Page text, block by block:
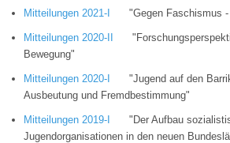
Mitteilungen 2021-I "Gegen Faschismus
Mitteilungen 2020-II
Bewegung"
Mitteilungen 2020-I
"Jugend auf den
Ausbeutung und Fremdbestimmung"
Mitteilungen 2019-I
"Der Aufbau
Jugendorganisationen in den neuen